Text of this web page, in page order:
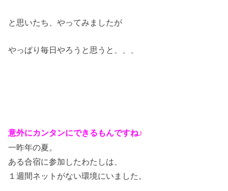
と思いたち、やってみましたが
やっぱり毎日やろうと思うと、、、
意外にカンタンにできるもんですね♪
一昨年の夏。
ある合宿に参加したわたしは、
１週間ネットがない環境にいました。